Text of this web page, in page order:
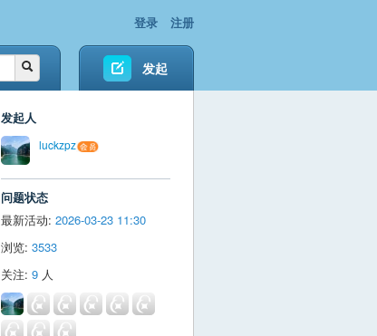
登录 注册
发起
发起人
luckzpz
问题状态
最新活动: 2026-03-23 11:30
浏览: 3533
关注: 9 人